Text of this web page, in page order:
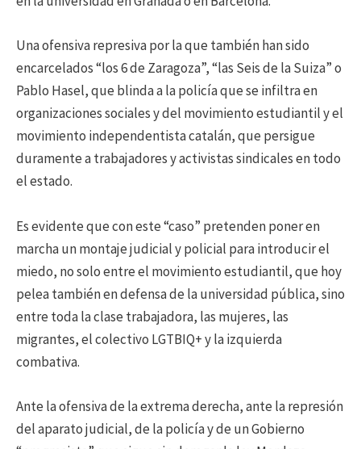
Una ofensiva represiva por la que también han sido
encarcelados “los 6 de Zaragoza”, “las Seis de la Suiza” o
Pablo Hasel, que blinda a la policía que se infiltra en
organizaciones sociales y del movimiento estudiantil y el
movimiento independentista catalán, que persigue
duramente a trabajadores y activistas sindicales en todo
el estado.
Es evidente que con este “caso” pretenden poner en
marcha un montaje judicial y policial para introducir el
miedo, no solo entre el movimiento estudiantil, que hoy
pelea también en defensa de la universidad pública, sino
entre toda la clase trabajadora, las mujeres, las
migrantes, el colectivo LGTBIQ+ y la izquierda
combativa.
Ante la ofensiva de la extrema derecha, ante la represión
del aparato judicial, de la policía y de un Gobierno